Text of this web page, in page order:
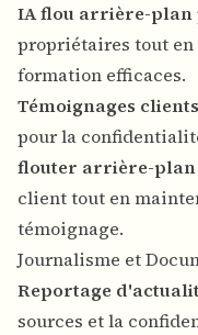
IA flou arrière-plan
propriétaires tout
formation efficaces.
Témoignages clients
pour la
flouter arrière-plan
client tout en
témoignage.
Journalisme et
Reportage
sources et la